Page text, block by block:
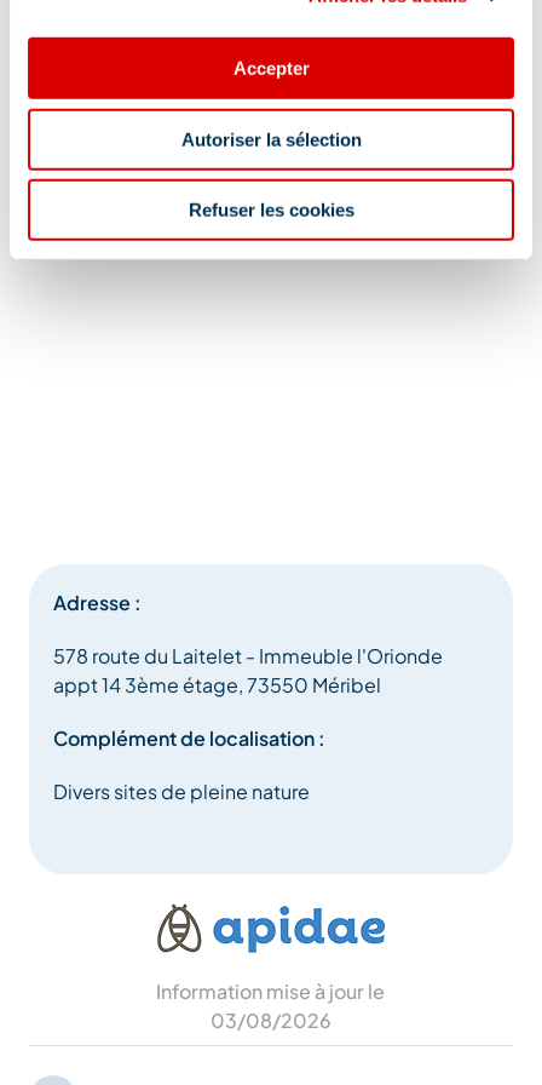
Accepter
Autoriser la sélection
Refuser les cookies
Adresse :
578 route du Laitelet - Immeuble l'Orionde
appt 14 3ème étage, 73550 Méribel
Complément de localisation :
Divers sites de pleine nature
Information mise à jour le
03/08/2026